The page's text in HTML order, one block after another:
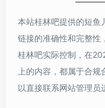
本站桂林吧提供的短鱼
链接的准确性和完整性
桂林吧实际控制，在
上的内容，都属于合
以直接联系网站管理员